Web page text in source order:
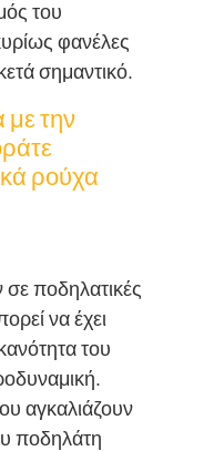
του
φανέλες
σημαντικό.
με την
ρούχα
ποδηλατικές
να έχει
του
αγκαλιάζουν
ποδηλάτη